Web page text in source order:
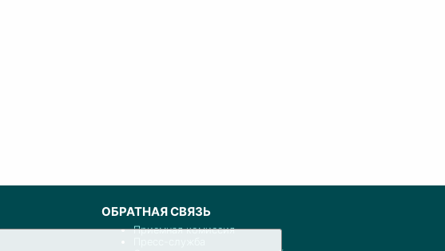
ОБРАТНАЯ СВЯЗЬ
Приемная комиссия